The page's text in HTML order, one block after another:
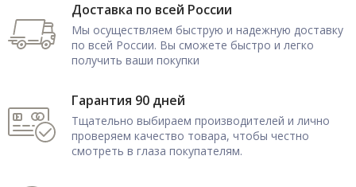
Доставка по всей России
Мы осуществляем быструю и надежную доставку
по всей России. Вы сможете быстро и легко
получить ваши покупки
Гарантия 90 дней
Тщательно выбираем производителей и лично
проверяем качество товара, чтобы честно
смотреть в глаза покупателям.